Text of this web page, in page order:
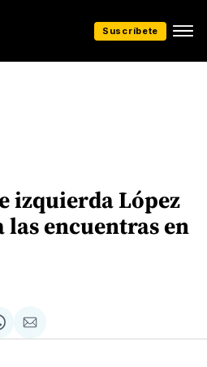
Suscríbete
izquierda López
encuentras en
Compartir
via